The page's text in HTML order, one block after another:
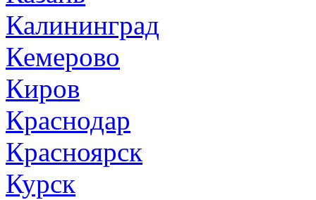
Калининград
Кемерово
Киров
Краснодар
Красноярск
Курск